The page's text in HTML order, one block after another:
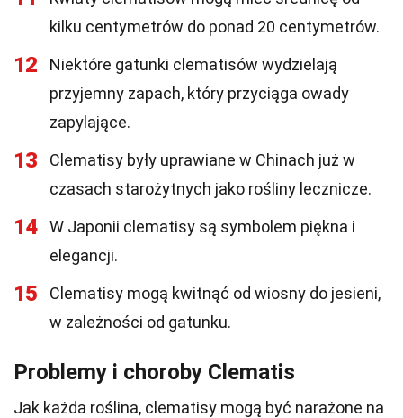
kilku centymetrów do ponad 20 centymetrów.
12
Niektóre gatunki clematisów wydzielają
przyjemny zapach, który przyciąga owady
zapylające.
13
Clematisy były uprawiane w Chinach już w
czasach starożytnych jako rośliny lecznicze.
14
W Japonii clematisy są symbolem piękna i
elegancji.
15
Clematisy mogą kwitnąć od wiosny do jesieni,
w zależności od gatunku.
Problemy i choroby Clematis
Jak każda roślina, clematisy mogą być narażone na